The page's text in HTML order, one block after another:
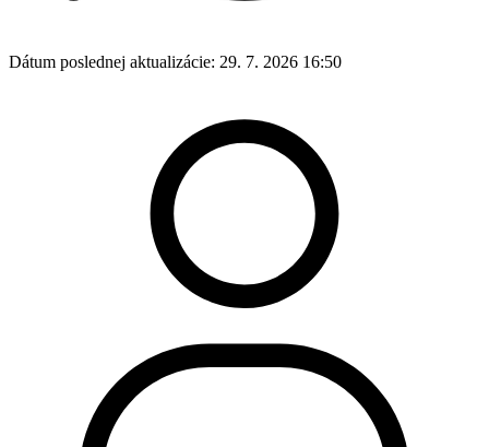
Dátum poslednej aktualizácie: 29. 7. 2026 16:50